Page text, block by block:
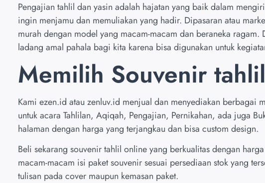
Pengajian tahlil dan yasin adalah hajatan yang baik dalam
ingin menjamu dan memuliakan yang hadir. Dipasaran atau
murah dengan model yang macam-macam dan beraneka
ladang amal pahala bagi kita karena bisa digunakan untuk
Memilih Souvenir
Kami ezen.id atau zenluv.id menjual dan menyediakan berbagai
untuk acara Tahlilan, Aqiqah, Pengajian, Pernikahan, ada juga
halaman dengan harga yang terjangkau dan bisa custom design.
Beli sekarang souvenir tahlil online yang berkualitas dengan
macam-macam isi paket souvenir sesuai persediaan stok yang
tulisan pada cover maupun kemasan paket.